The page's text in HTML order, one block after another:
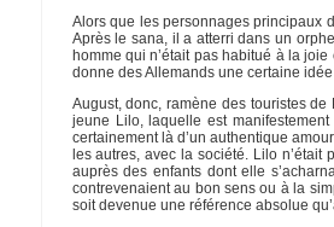
Alors que les personnages principaux
Après le sana, il a atterri dans un
homme qui n’était pas habitué à la
donne des Allemands une certaine
August, donc, ramène des touristes
jeune Lilo, laquelle est
certainement là d’un authentique
les autres, avec la société. Lilo
auprès des enfants dont elle
contrevenaient au bon sens ou à la
soit devenue une référence absolue